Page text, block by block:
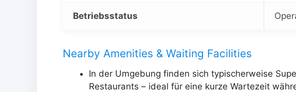
Betriebsstatus
Nearby Amenities & Waiting Facilities
In der Umgebung finden sich typischerweise
Restaurants – ideal für eine kurze Wartezeit